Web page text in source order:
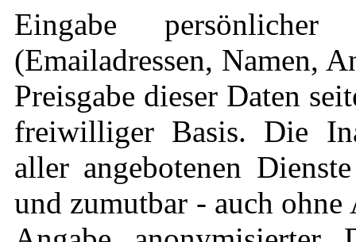
Eingabe
(Emailadressen, Namen,
Preisgabe dieser Daten
freiwilliger Basis. Die
aller angebotenen
und zumutbar - auch